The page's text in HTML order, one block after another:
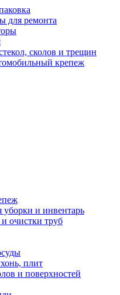
для ремонта
сколов и трещин
крепеж
уборки и инвентарь
и очистки труб
плит
и поверхностей